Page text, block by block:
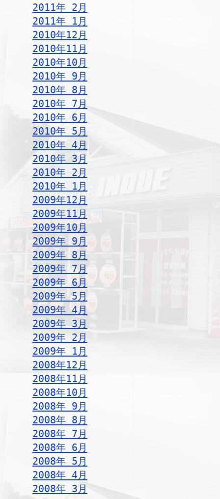
2011年 2月
2011年 1月
2010年12月
2010年11月
2010年10月
2010年 9月
2010年 8月
2010年 7月
2010年 6月
2010年 5月
2010年 4月
2010年 3月
2010年 2月
2010年 1月
2009年12月
2009年11月
2009年10月
2009年 9月
2009年 8月
2009年 7月
2009年 6月
2009年 5月
2009年 4月
2009年 3月
2009年 2月
2009年 1月
2008年12月
2008年11月
2008年10月
2008年 9月
2008年 8月
2008年 7月
2008年 6月
2008年 5月
2008年 4月
2008年 3月